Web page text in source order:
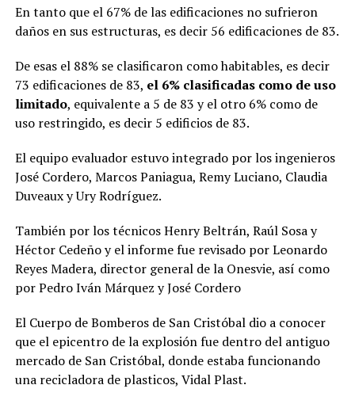
En tanto que el 67% de las edificaciones no sufrieron
daños en sus estructuras, es decir 56 edificaciones de 83.
De esas el 88% se clasificaron como habitables, es decir
73 edificaciones de 83, el 6% clasificadas como de uso
limitado, equivalente a 5 de 83 y el otro 6% como de
uso restringido, es decir 5 edificios de 83.
El equipo evaluador estuvo integrado por los ingenieros
José Cordero, Marcos Paniagua, Remy Luciano, Claudia
Duveaux y Ury Rodríguez.
También por los técnicos Henry Beltrán, Raúl Sosa y
Héctor Cedeño y el informe fue revisado por Leonardo
Reyes Madera, director general de la Onesvie, así como
por Pedro Iván Márquez y José Cordero
El Cuerpo de Bomberos de San Cristóbal dio a conocer
que el epicentro de la explosión fue dentro del antiguo
mercado de San Cristóbal, donde estaba funcionando
una recicladora de plasticos, Vidal Plast.